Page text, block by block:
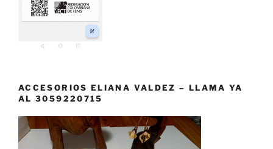
ACCESORIOS ELIANA VALDEZ – LLAMA YA
AL 3059220715